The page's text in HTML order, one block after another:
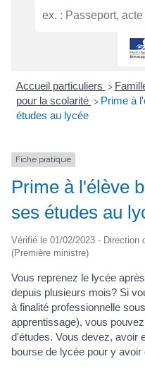
Accueil particuliers >
pour la scolarité > Prime à
études au lycée
Fiche pratique
Prime à l'élève
ses études au
Vérifié le 01/02/2023 - Direction
(Première ministre)
Vous reprenez le lycée
depuis plusieurs mois? Si
à finalité professionnelle
apprentissage), vous
d'études. Vous devez, avoir
bourse de lycée pour y avoir